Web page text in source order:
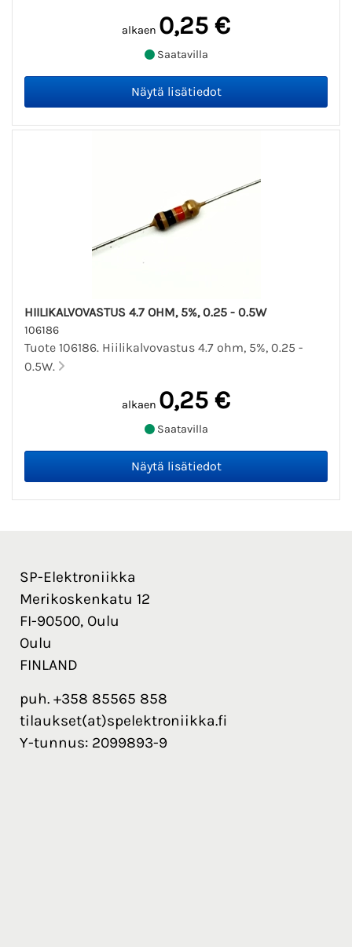
alkaen 0,25 €
Saatavilla
HIILIKALVOVASTUS 4.7 OHM, 5%, 0.25 - 0.5W
106186
Tuote 106186. Hiilikalvovastus 4.7 ohm, 5%, 0.25 -
0.5W.
alkaen 0,25 €
Saatavilla
SP-Elektroniikka
Merikoskenkatu 12
FI-90500, Oulu
Oulu
FINLAND
puh. +358 85565 858
tilaukset(at)spelektroniikka.fi
Y-tunnus: 2099893-9